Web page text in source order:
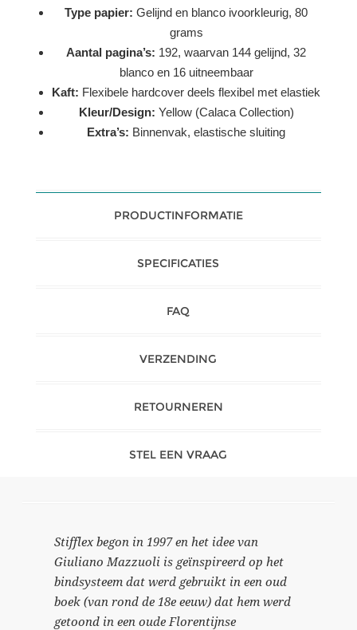
Type papier: Gelijnd en blanco ivoorkleurig, 80
grams
Aantal pagina’s: 192, waarvan 144 gelijnd, 32
blanco en 16 uitneembaar
Kaft: Flexibele hardcover deels flexibel met elastiek
Kleur/Design: Yellow (Calaca Collection)
Extra’s: Binnenvak, elastische sluiting
PRODUCTINFORMATIE
SPECIFICATIES
FAQ
VERZENDING
RETOURNEREN
STEL EEN VRAAG
Stifflex begon in 1997 en het idee van
Giuliano Mazzuoli is geïnspireerd op het
bindsysteem dat werd gebruikt in een oud
boek (van rond de 18e eeuw) dat hem werd
getoond in een oude Florentijnse